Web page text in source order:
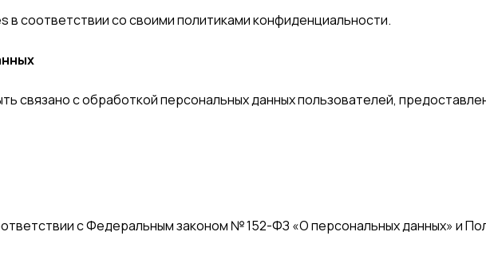
в соответствии со своими политиками конфиденциальности.
связано с обработкой персональных данных пользователей,
с Федеральным законом № 152-ФЗ «О персональных данных» и